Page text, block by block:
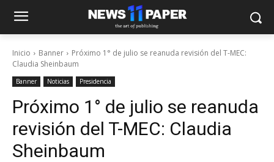
Inicio Banner
Próximo 1° de julio se reanuda revisión del T-MEC:
Claudia Sheinbaum
Banner Noticias Presidencia
Próximo 1° de julio se reanuda
revisión del T-MEC: Claudia
Sheinbaum